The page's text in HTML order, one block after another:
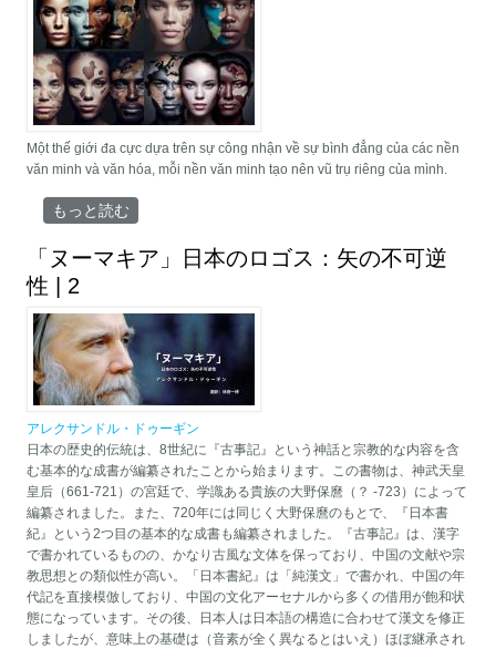
Một thế giới đa cực dựa trên sự công nhận về sự bình đẳng của các nền
văn minh và văn hóa, mỗi nền văn minh tạo nên vũ trụ riêng của mình.
uỷ ban đa cực について
もっと読む
「ヌーマキア」日本のロゴス：矢の不可逆
性 | 2
アレクサンドル・ドゥーギン
日本の歴史的伝統は、8世紀に『古事記』という神話と宗教的な内容を含
む基本的な成書が編纂されたことから始まります。この書物は、神武天皇
皇后（661-721）の宮廷で、学識ある貴族の大野保麿（？ -723）によって
編纂されました。また、720年には同じく大野保麿のもとで、『日本書
紀』という2つ目の基本的な成書も編纂されました。『古事記』は、漢字
で書かれているものの、かなり古風な文体を保っており、中国の文献や宗
教思想との類似性が高い。「日本書紀』は「純漢文」で書かれ、中国の年
代記を直接模倣しており、中国の文化アーセナルから多くの借用が飽和状
態になっています。その後、日本人は日本語の構造に合わせて漢文を修正
しましたが、意味上の基礎は（音素が全く異なるとはいえ）ほぼ継承され